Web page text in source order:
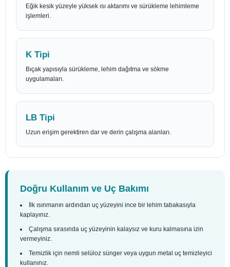
Eğik kesik yüzeyle yüksek ısı aktarımı ve sürükleme lehimleme
işlemleri.
K Tipi
Bıçak yapısıyla sürükleme, lehim dağıtma ve sökme
uygulamaları.
LB Tipi
Uzun erişim gerektiren dar ve derin çalışma alanları.
Doğru Kullanım ve Uç Bakımı
İlk ısınmanın ardından uç yüzeyini ince bir lehim tabakasıyla
kaplayınız.
Çalışma sırasında uç yüzeyinin kalaysız ve kuru kalmasına izin
vermeyiniz.
Temizlik için nemli selüloz sünger veya uygun metal uç temizleyici
kullanınız.